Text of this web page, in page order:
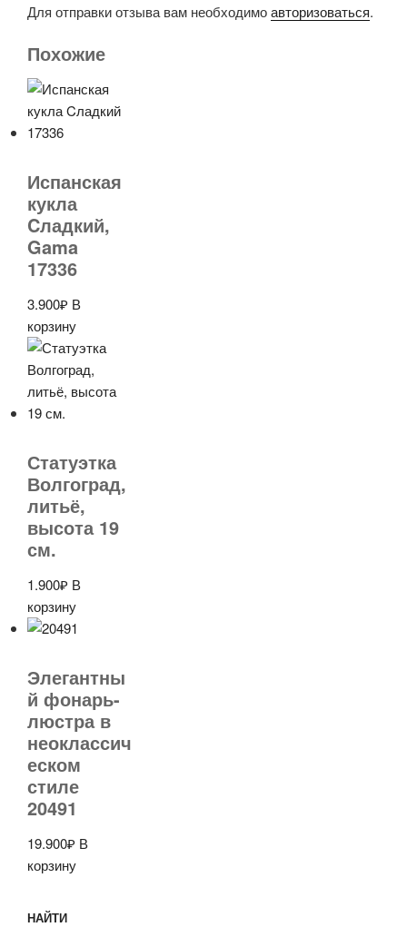
Для отправки отзыва вам необходимоавторизоваться.
Похожие
Испанская
кукла
Cладкий,
Gama
17336
3.900₽ В
корзину
Статуэтка
Волгоград,
литьё,
высота 19
см.
1.900₽ В
корзину
Элегантны
й фонарь-
люстра в
неоклассич
еском
стиле
20491
19.900₽ В
корзину
НАЙТИ